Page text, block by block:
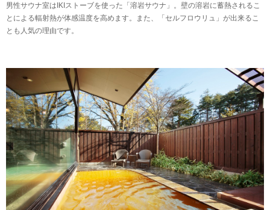
男性サウナ室はIKIストーブを使った「溶岩サウナ」。壁の溶岩に蓄熱されるこ
とによる輻射熱が体感温度を高めます。また、「セルフロウリュ」が出来るこ
とも人気の理由です。